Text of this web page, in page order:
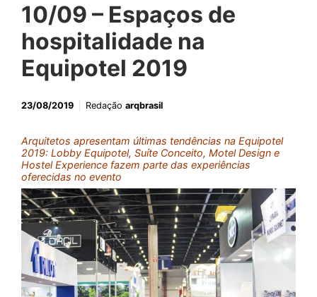
10/09 – Espaços de
hospitalidade na
Equipotel 2019
23/08/2019 Redação arqbrasil
Arquitetos apresentam últimas tendências na Equipotel
2019: Lobby Equipotel, Suíte Conceito, Motel Design e
Hostel Experience fazem parte das experiências
oferecidas no evento